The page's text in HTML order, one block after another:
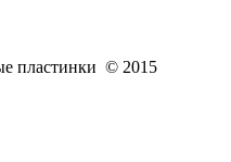
пластинки © 2015